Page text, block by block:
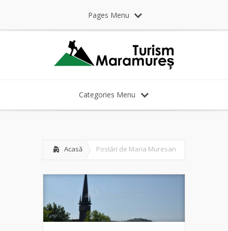
Pages Menu
Categories Menu
Acasă Postări de Maria Muresan